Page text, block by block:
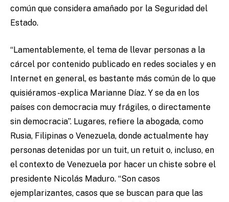
común que considera amañado por la Seguridad del
Estado.
“Lamentablemente, el tema de llevar personas a la
cárcel por contenido publicado en redes sociales y en
Internet en general, es bastante más común de lo que
quisiéramos -explica Marianne Díaz. Y se da en los
países con democracia muy frágiles, o directamente
sin democracia”. Lugares, refiere la abogada, como
Rusia, Filipinas o Venezuela, donde actualmente hay
personas detenidas por un tuit, un retuit o, incluso, en
el contexto de Venezuela por hacer un chiste sobre el
presidente Nicolás Maduro. “Son casos
ejemplarizantes, casos que se buscan para que las